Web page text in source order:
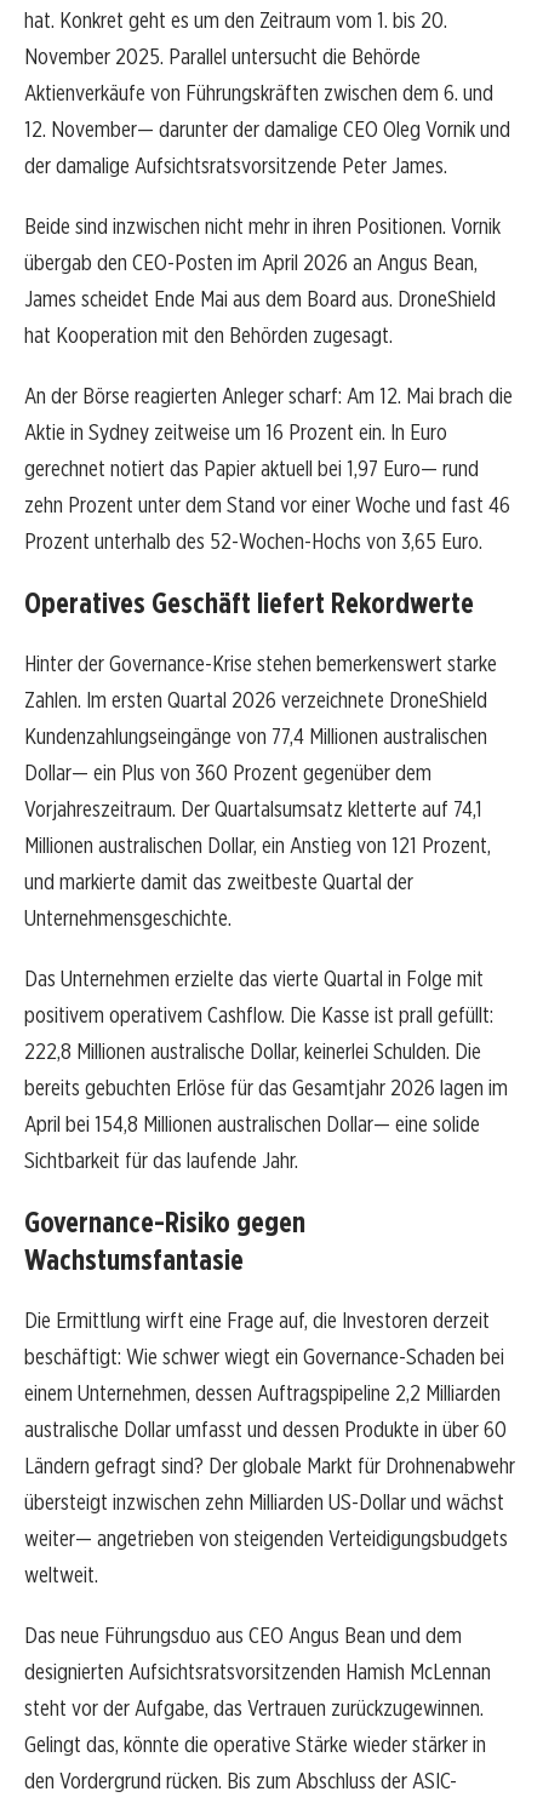
hat. Konkret geht es um den Zeitraum vom 1. bis 20.
November 2025. Parallel untersucht die Behörde
Aktienverkäufe von Führungskräften zwischen dem 6. und
12. November— darunter der damalige CEO Oleg Vornik und
der damalige Aufsichtsratsvorsitzende Peter James.
Beide sind inzwischen nicht mehr in ihren Positionen. Vornik
übergab den CEO-Posten im April 2026 an Angus Bean,
James scheidet Ende Mai aus dem Board aus. DroneShield
hat Kooperation mit den Behörden zugesagt.
An der Börse reagierten Anleger scharf: Am 12. Mai brach die
Aktie in Sydney zeitweise um 16 Prozent ein. In Euro
gerechnet notiert das Papier aktuell bei 1,97 Euro— rund
zehn Prozent unter dem Stand vor einer Woche und fast 46
Prozent unterhalb des 52-Wochen-Hochs von 3,65 Euro.
Operatives Geschäft liefert Rekordwerte
Hinter der Governance-Krise stehen bemerkenswert starke
Zahlen. Im ersten Quartal 2026 verzeichnete DroneShield
Kundenzahlungseingänge von 77,4 Millionen australischen
Dollar— ein Plus von 360 Prozent gegenüber dem
Vorjahreszeitraum. Der Quartalsumsatz kletterte auf 74,1
Millionen australischen Dollar, ein Anstieg von 121 Prozent,
und markierte damit das zweitbeste Quartal der
Unternehmensgeschichte.
Das Unternehmen erzielte das vierte Quartal in Folge mit
positivem operativem Cashflow. Die Kasse ist prall gefüllt:
222,8 Millionen australische Dollar, keinerlei Schulden. Die
bereits gebuchten Erlöse für das Gesamtjahr 2026 lagen im
April bei 154,8 Millionen australischen Dollar— eine solide
Sichtbarkeit für das laufende Jahr.
Governance-Risiko gegen
Wachstumsfantasie
Die Ermittlung wirft eine Frage auf, die Investoren derzeit
beschäftigt: Wie schwer wiegt ein Governance-Schaden bei
einem Unternehmen, dessen Auftragspipeline 2,2 Milliarden
australische Dollar umfasst und dessen Produkte in über 60
Ländern gefragt sind? Der globale Markt für Drohnenabwehr
übersteigt inzwischen zehn Milliarden US-Dollar und wächst
weiter— angetrieben von steigenden Verteidigungsbudgets
weltweit.
Das neue Führungsduo aus CEO Angus Bean und dem
designierten Aufsichtsratsvorsitzenden Hamish McLennan
steht vor der Aufgabe, das Vertrauen zurückzugewinnen.
Gelingt das, könnte die operative Stärke wieder stärker in
den Vordergrund rücken. Bis zum Abschluss der ASIC-